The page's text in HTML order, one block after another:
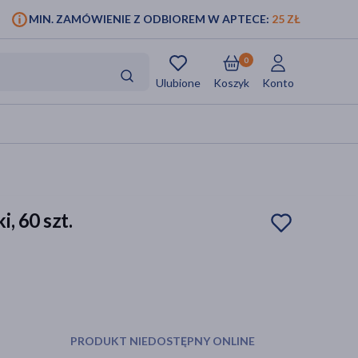
MIN. ZAMÓWIENIE Z ODBIOREM W APTECE: 25 ZŁ
Ulubione Koszyk
0
Konto
60 szt.
PRODUKT NIEDOSTĘPNY ONLINE